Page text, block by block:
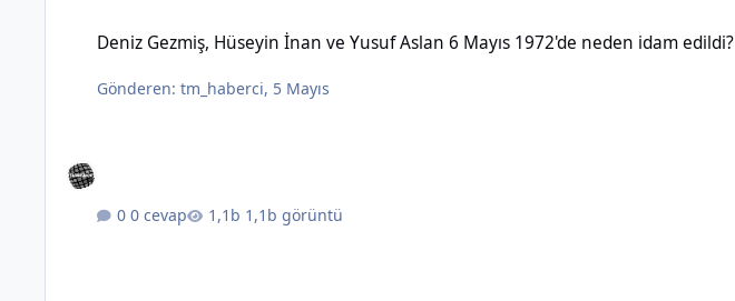
Deniz Gezmiş, Hüseyin İnan ve Yusuf Aslan 6 Mayıs 1972'de neden idam edildi?
Gönderen:tm_haberci, 5 Mayıs
0 cevap 1,1b görüntü